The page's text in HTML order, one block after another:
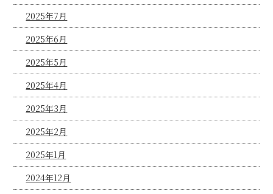
2025年7月
2025年6月
2025年5月
2025年4月
2025年3月
2025年2月
2025年1月
2024年12月